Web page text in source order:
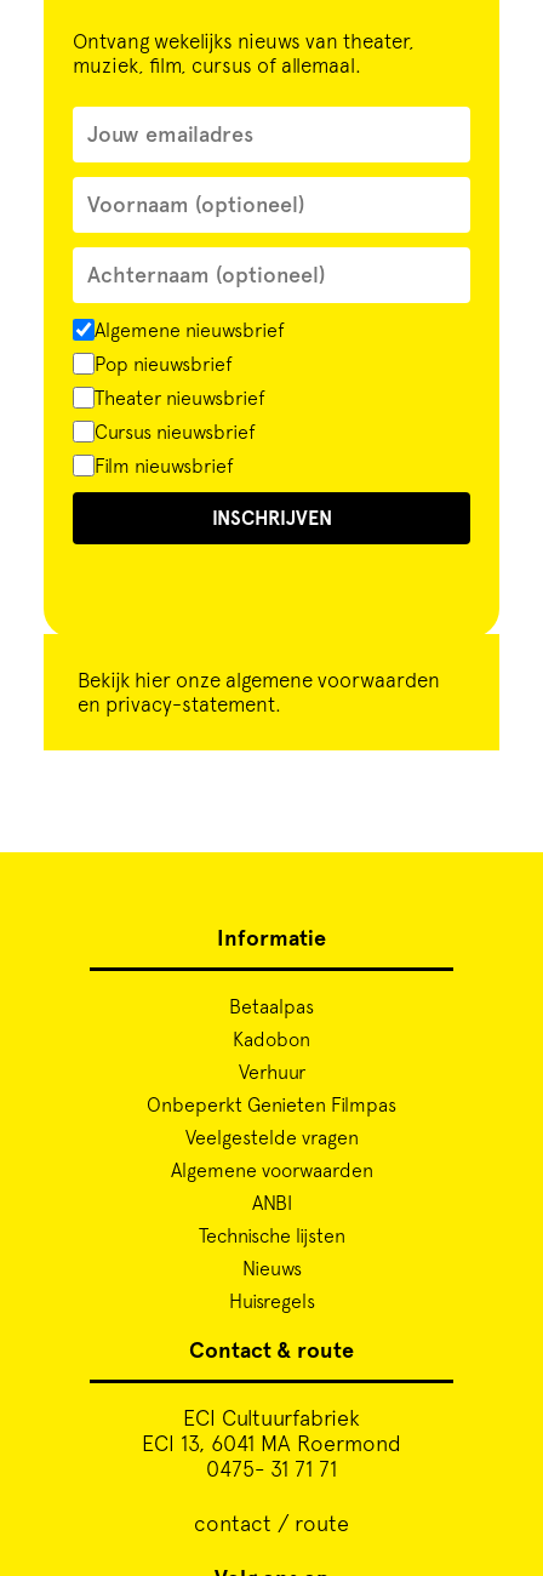
Ontvang wekelijks nieuws van theater,
muziek, film, cursus of allemaal.
Algemene nieuwsbrief
Pop nieuwsbrief
Theater nieuwsbrief
Cursus nieuwsbrief
Film nieuwsbrief
INSCHRIJVEN
Bekijk hier onze algemene voorwaarden
en privacy-statement.
Informatie
Betaalpas
Kadobon
Verhuur
Onbeperkt Genieten Filmpas
Veelgestelde vragen
Algemene voorwaarden
ANBI
Technische lijsten
Nieuws
Huisregels
Contact & route
ECI Cultuurfabriek
ECI 13, 6041 MA Roermond
0475- 31 71 71
contact / route